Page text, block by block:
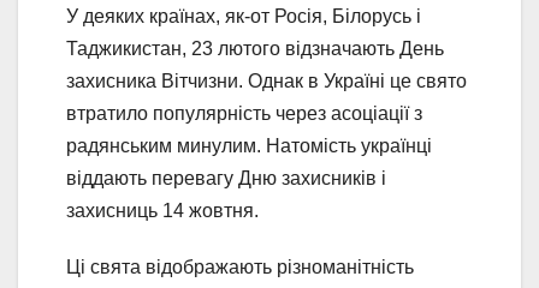
У деяких країнах, як-от Росія, Білорусь і
Таджикистан, 23 лютого відзначають День
захисника Вітчизни. Однак в Україні це свято
втратило популярність через асоціації з
радянським минулим. Натомість українці
віддають перевагу Дню захисників і
захисниць 14 жовтня.
Ці свята відображають різноманітність